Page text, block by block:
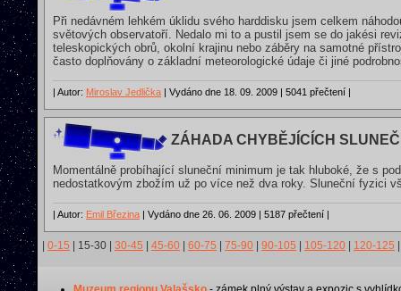
Při nedávném lehkém úklidu svého harddisku jsem celkem
světových observatoří. Nedalo mi to a pustil jsem se do jakési
teleskopických obrů, okolní krajinu nebo záběry na samotné
často doplňovány o základní meteorologické údaje či jiné
| Autor: Miroslav Jedlička | Vydáno dne 18. 09. 2009 | 5041 přečtení |
ZÁHADA CHYBĚJÍCÍCH
Momentálně probíhající sluneční minimum je tak hluboké, že s
nedostatkovým zbožím už po více než dva roky. Sluneční fyzici
| Autor: Emil Březina | Vydáno dne 26. 06. 2009 | 5187 přečtení |
| 0-15 | 15-30 | 30-45 | 45-60 | 60-75 | 75-90 | 90-105 | 105-120 | 120-125 |